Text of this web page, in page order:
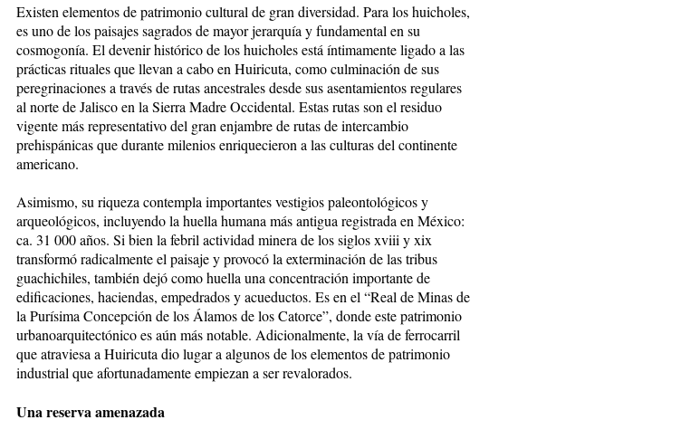
Existen elementos de patrimonio cultural de gran diversidad. Para los huicholes,
es uno de los paisajes sagrados de mayor jerarquía y fundamental en su
cosmogonía. El devenir histórico de los huicholes está íntimamente ligado a las
prácticas rituales que llevan a cabo en Huiricuta, como culminación de sus
peregrinaciones a través de rutas ancestrales desde sus asentamientos regulares
al norte de Jalisco en la Sierra Madre Occidental. Estas rutas son el residuo
vigente más representativo del gran enjambre de rutas de intercambio
prehispánicas que durante milenios enriquecieron a las culturas del continente
americano.
Asimismo, su riqueza contempla importantes vestigios paleontológicos y
arqueológicos, incluyendo la huella humana más antigua registrada en México:
ca. 31 000 años. Si bien la febril actividad minera de los siglos xviii y xix
transformó radicalmente el paisaje y provocó la exterminación de las tribus
guachichiles, también dejó como huella una concentración importante de
edificaciones, haciendas, empedrados y acueductos. Es en el “Real de Minas de
la Purísima Concepción de los Álamos de los Catorce”, donde este patrimonio
urbanoarquitectónico es aún más notable. Adicionalmente, la vía de ferrocarril
que atraviesa a Huiricuta dio lugar a algunos de los elementos de patrimonio
industrial que afortunadamente empiezan a ser revalorados.
Una reserva amenazada